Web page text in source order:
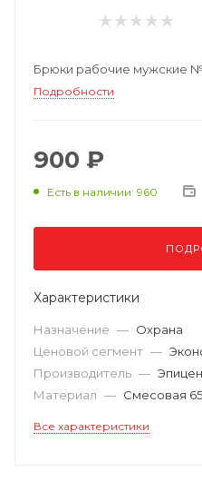
Брюки рабочие мужские
Подробности
900 ₽
Есть в наличии: 960
Характеристики
Назначение — Охрана
Ценовой сегмент —
Производитель —
Материал — Смесовая
Все характеристики